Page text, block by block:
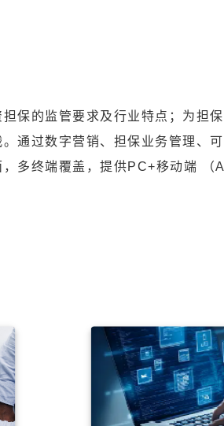
保的监管要求及行业特点；为担
通过数字营销、担保业务管理、可
多终端覆盖，提供PC+移动端